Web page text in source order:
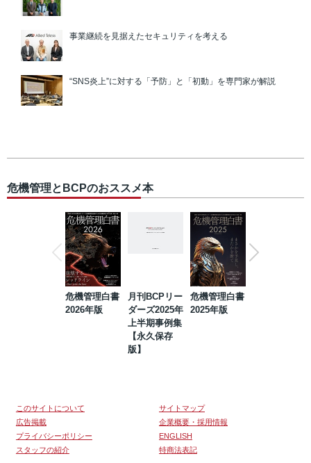
事業継続を見据えたセキュリティを考える
“SNS炎上”に対する「予防」と「初動」を専門家が解説
危機管理とBCPのおススメ本
危機管理白書
2026年版
月刊BCPリー
ダーズ2025年
上半期事例集
【永久保存
版】
危機管理白書
2025年版
このサイトについて
サイトマップ
広告掲載
企業概要・採用情報
プライバシーポリシー
ENGLISH
スタッフの紹介
特商法表記